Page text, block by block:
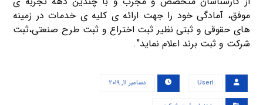
موفق، آمادگی خود را جهت ارائه ی کلیه ی خدمات در زمینه
های حقوقی و ثبتی نظیر ثبت اختراع و ثبت طرح صنعتی،ثبت
شرکت و ثبت برند اعلام نماید”.
User۱ دسامبر ۱۱, ۲۰۱۹